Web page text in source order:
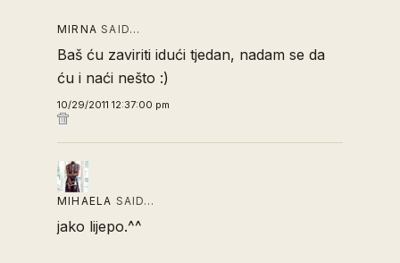
MIRNA SAID…
Baš ću zaviriti idući tjedan, nadam se da
ću i naći nešto :)
10/29/2011 12:37:00 pm
MIHAELA SAID…
jako lijepo.^^